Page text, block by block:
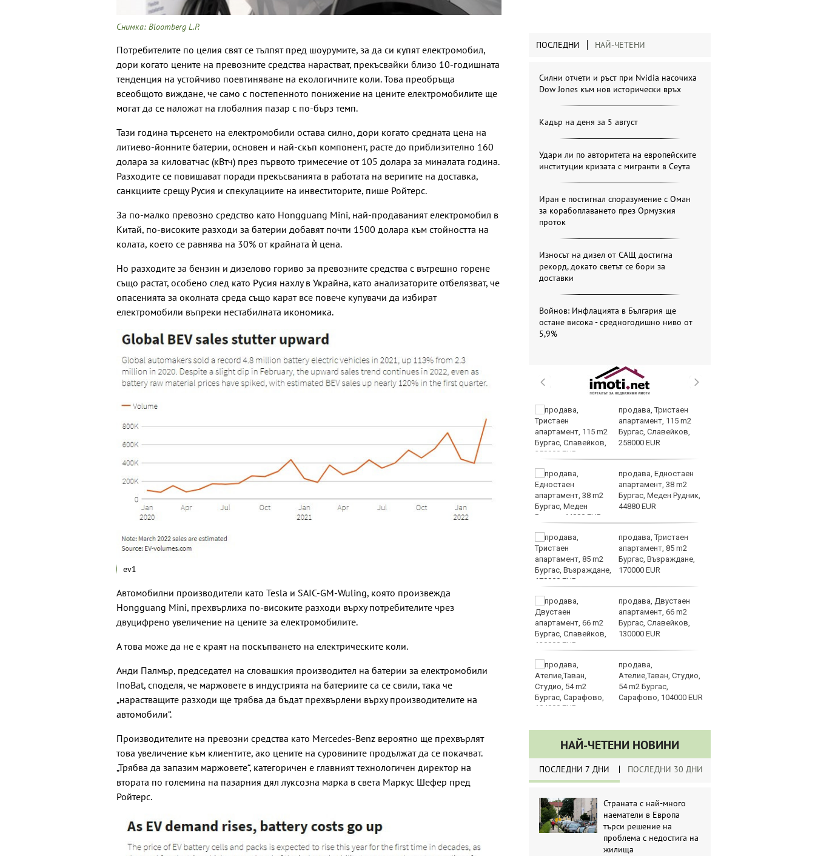
Снимка: Bloomberg L.P.
Потребителите по целия свят се тълпят пред шоурумите, за да си купят електромобил,
дори когато цените на превозните средства нарастват, прекъсвайки близо 10-годишната
тенденция на устойчиво поевтиняване на екологичните коли. Това преобръща
всеобщото виждане, че само с постепенното понижение на цените електромобилите ще
могат да се наложат на глобалния пазар с по-бърз темп.
Тази година търсенето на електромобили остава силно, дори когато средната цена на
литиево-йонните батерии, основен и най-скъп компонент, расте до приблизително 160
долара за киловатчас (кВтч) през първото тримесечие от 105 долара за миналата година.
Разходите се повишават поради прекъсванията в работата на веригите на доставка,
санкциите срещу Русия и спекулациите на инвеститорите, пише Ройтерс.
За по-малко превозно средство като Hongguang Mini, най-продаваният електромобил в
Китай, по-високите разходи за батерии добавят почти 1500 долара към стойността на
колата, което се равнява на 30% от крайната ѝ цена.
Но разходите за бензин и дизелово гориво за превозните средства с вътрешно горене
също растат, особено след като Русия нахлу в Украйна, като анализаторите отбелязват, че
опасенията за околната среда също карат все повече купувачи да избират
електромобили въпреки нестабилната икономика.
ev1
Автомобилни производители като Tesla и SAIC-GM-Wuling, която произвежда
Hongguang Mini, прехвърлиха по-високите разходи върху потребителите чрез
двуцифрено увеличение на цените за електромобилите.
А това може да не е краят на поскъпването на електрическите коли.
Анди Палмър, председател на словашкия производител на батерии за електромобили
InoBat, споделя, че маржовете в индустрията на батериите са се свили, така че
„нарастващите разходи ще трябва да бъдат прехвърлени върху производителите на
автомобили“.
Производителите на превозни средства като Mercedes-Benz вероятно ще прехвърлят
това увеличение към клиентите, ако цените на суровините продължат да се покачват.
„Трябва да запазим маржовете“, категоричен е главният технологичен директор на
втората по големина на пазарния дял луксозна марка в света Маркус Шефер пред
Ройтерс.
ПОСЛЕДНИ НАЙ-ЧЕТЕНИ
Силни отчети и ръст при Nvidia насочиха
Dow Jones към нов исторически връх
Кадър на деня за 5 август
Удари ли по авторитета на европейските
институции кризата с мигранти в Сеута
Иран е постигнал споразумение с Оман
за корабоплаването през Ормузкия
проток
Износът на дизел от САЩ достигна
рекорд, докато светът се бори за
доставки
Войнов: Инфлацията в България ще
остане висока - средногодишно ниво от
5,9%
Младежкия хълм в
Пловдив е от Кричим
таван на тротоар
шофьори с алкохол
Три главни дирекции
поемат дейностите на
Регионалните здравни
инспекции
продава, Тристаен
апартамент, 115 m2
Бургас, Славейков,
258000 EUR
продава, Едностаен
апартамент, 38 m2
Бургас, Меден Рудник,
44880 EUR
продава, Тристаен
апартамент, 85 m2
Бургас, Възраждане,
170000 EUR
продава, Двустаен
апартамент, 66 m2
Бургас, Славейков,
130000 EUR
продава,
Ателие,Таван, Студио,
54 m2 Бургас,
Сарафово, 104000 EUR
НАЙ-ЧЕТЕНИ НОВИНИ
ПОСЛЕДНИ 7 ДНИ ПОСЛЕДНИ 30 ДНИ
Страната с най-много
наематели в Европа
търси решение на
проблема с недостига на
жилища